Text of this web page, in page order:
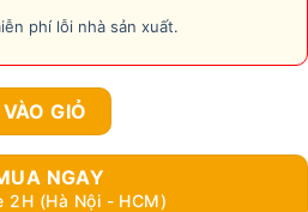
phí lỗi nhà sản xuất.
Tiger Life h1 Model New Sp có
GIỎ
NGAY
2H (Hà Nội - HCM)